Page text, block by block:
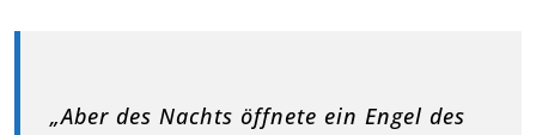
„Aber des Nachts öffnete ein Engel des